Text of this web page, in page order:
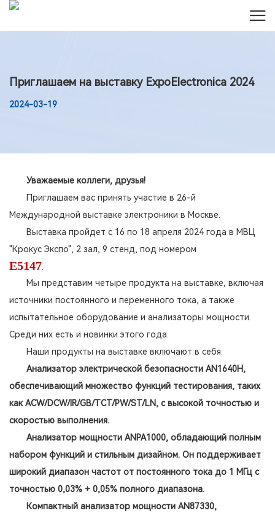
Приглашаем на выставку ExpoElectronica 2024
2024-03-19
Уважаемые коллеги, друзья!
Приглашаем вас принять участие в 26-й
Международной выставке электроники в Москве.
Выставка пройдет с 16 по 18 апреля 2024 года в МВЦ
"Крокус Экспо", 2 зал, 9 стенд, под номером
E5147
Мы представим четыре продукта на выставке, включая
источники постоянного и переменного тока, а также
испытательное оборудование и анализаторы мощности.
Среди них есть и новинки этого года.
Наши продукты на выставке включают в себя:
Анализатор электрической безопасности AN1640H,
обеспечивающий множество функций тестирования, таких
как ACW/DCW/IR/GB/TCT/PW/ST/LN, с высокой точностью и
скоростью выполнения.
Анализатор мощности ANPA1000, обладающий полным
набором функций и стильным дизайном. Он поддерживает
широкий диапазон частот от постоянного тока до 1 МГц с
точностью 0,03% + 0,05% полного диапазона.
Компактный анализатор мощности AN87330,